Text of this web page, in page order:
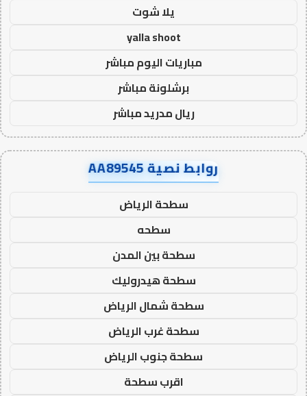
يلا شوت
yalla shoot
مباريات اليوم مباشر
برشلونة مباشر
ريال مدريد مباشر
روابط نصية AA89545
سطحة الرياض
سطحه
سطحة بين المدن
سطحة هيدروليك
سطحة شمال الرياض
سطحة غرب الرياض
سطحة جنوب الرياض
اقرب سطحة